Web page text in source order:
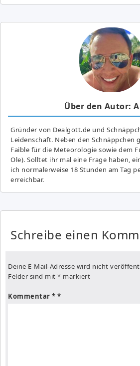
Über den Autor:
Gründer von Dealgott.de und
Leidenschaft. Neben den Schnäppchen
Fai­ble für die Meteorologie sowie dem
Ole). Solltet ihr mal eine Frage haben,
ich normalerweise 18 Stunden am Tag
erreichbar.
Schreibe einen
Deine E-Mail-Adresse wird nicht
Felder sind mit * markiert
Kommentar *